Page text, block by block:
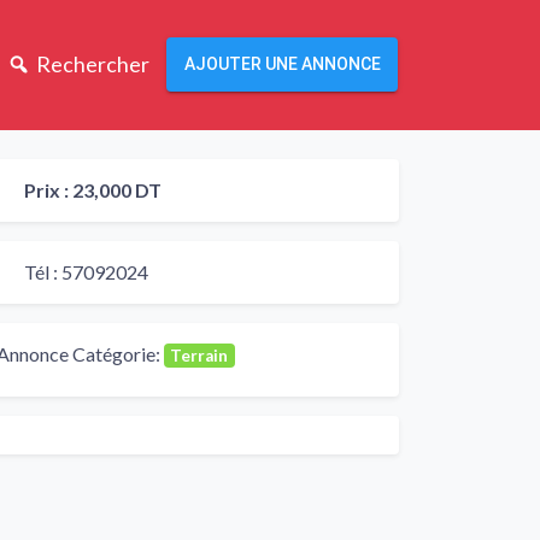
Rechercher AJOUTER UNE ANNONCE
Prix : 23,000 DT
Tél : 57092024
Catégorie: Terrain